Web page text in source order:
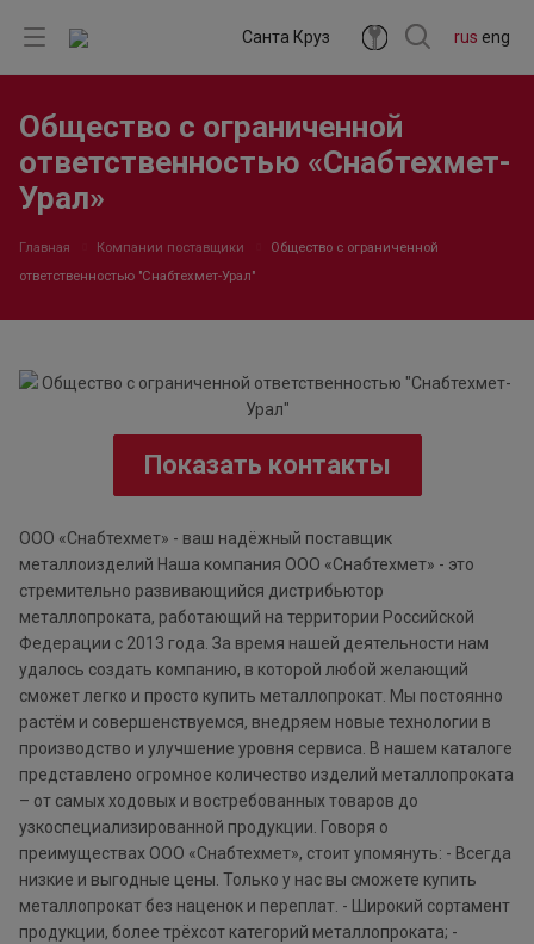
rus eng
Санта Круз
Общество с ограниченной
ответственностью «Снабтехмет-
Урал»
Главная Компании поставщики
Общество с ограниченной
ответственностью "Снабтехмет-Урал"
Показать контакты
ООО «Снабтехмет» - ваш надёжный поставщик
металлоизделий Наша компания ООО «Снабтехмет» - это
стремительно развивающийся дистрибьютор
металлопроката, работающий на территории Российской
Федерации с 2013 года. За время нашей деятельности нам
удалось создать компанию, в которой любой желающий
сможет легко и просто купить металлопрокат. Мы постоянно
растём и совершенствуемся, внедряем новые технологии в
производство и улучшение уровня сервиса. В нашем каталоге
представлено огромное количество изделий металлопроката
– от самых ходовых и востребованных товаров до
узкоспециализированной продукции. Говоря о
преимуществах ООО «Снабтехмет», стоит упомянуть: - Всегда
низкие и выгодные цены. Только у нас вы сможете купить
металлопрокат без наценок и переплат. - Широкий сортамент
продукции, более трёхсот категорий металлопроката; -